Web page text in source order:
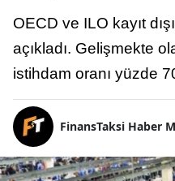
OECD ve ILO kayıt
açıkladı. Gelişmekte
istihdam oranı yüzde
FinansTaksi Haber